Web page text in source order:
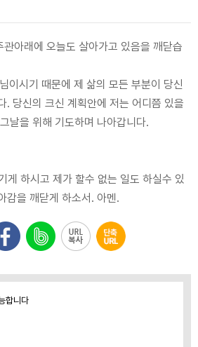
아래에 오늘도 살아가고 있음을 깨닫습
이시기 때문에 제 삶의 모든 부분이 당신
. 당신의 크신 계획안에 저는 어디쯤 있을
날을 위해 기도하며 나아갑니다.
게 하시고 제가 할수 없는 일도 하실수 있
감을 깨닫게 하소서. 아멘.
합니다